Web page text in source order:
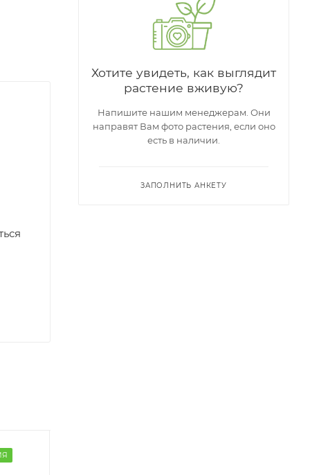
Хотите увидеть, как выглядит
растение вживую?
Напишите нашим менеджерам. Они
направят Вам фото растения, если оно
есть в наличии.
ЗАПОЛНИТЬ АНКЕТУ